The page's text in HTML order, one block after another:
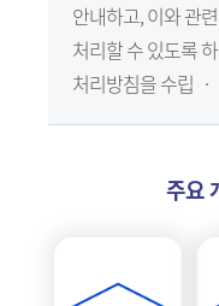
안내하고, 이와 관
처리할 수 있도록
처리방침을 수립 ‧
주요